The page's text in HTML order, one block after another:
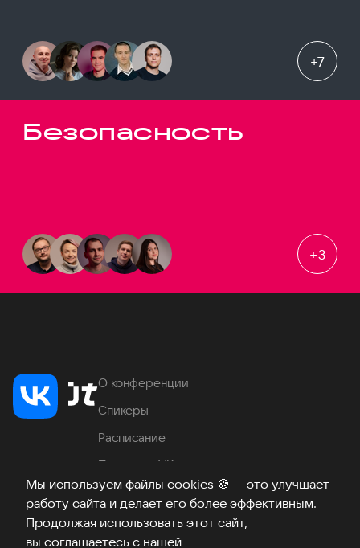
Мы используем файлы cookies 🍪 — это улучшает
работу сайта и делает его более эффективным.
Продолжая использовать этот сайт,
вы соглашаетесь с нашей
+7
Безопасность
+3
О конференции
Спикеры
Расписание
Продукты VK
Место проведения
Часто задаваемые вопросы